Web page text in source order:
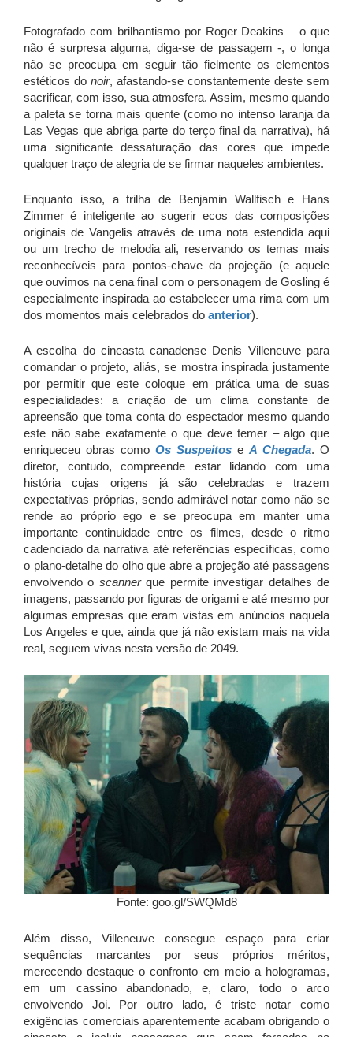
Fotografado com brilhantismo por Roger Deakins – o que
não é surpresa alguma, diga-se de passagem -, o longa
não se preocupa em seguir tão fielmente os elementos
estéticos do noir, afastando-se constantemente deste sem
sacrificar, com isso, sua atmosfera. Assim, mesmo quando
a paleta se torna mais quente (como no intenso laranja da
Las Vegas que abriga parte do terço final da narrativa), há
uma significante dessaturação das cores que impede
qualquer traço de alegria de se firmar naqueles ambientes.
Enquanto isso, a trilha de Benjamin Wallfisch e Hans
Zimmer é inteligente ao sugerir ecos das composições
originais de Vangelis através de uma nota estendida aqui
ou um trecho de melodia ali, reservando os temas mais
reconhecíveis para pontos-chave da projeção (e aquele
que ouvimos na cena final com o personagem de Gosling é
especialmente inspirada ao estabelecer uma rima com um
dos momentos mais celebrados do anterior).
A escolha do cineasta canadense Denis Villeneuve para
comandar o projeto, aliás, se mostra inspirada justamente
por permitir que este coloque em prática uma de suas
especialidades: a criação de um clima constante de
apreensão que toma conta do espectador mesmo quando
este não sabe exatamente o que deve temer – algo que
enriqueceu obras como Os Suspeitos e A Chegada. O
diretor, contudo, compreende estar lidando com uma
história cujas origens já são celebradas e trazem
expectativas próprias, sendo admirável notar como não se
rende ao próprio ego e se preocupa em manter uma
importante continuidade entre os filmes, desde o ritmo
cadenciado da narrativa até referências específicas, como
o plano-detalhe do olho que abre a projeção até passagens
envolvendo o scannerque permite investigar detalhes de
imagens, passando por figuras de origami e até mesmo por
algumas empresas que eram vistas em anúncios naquela
Los Angeles e que, ainda que já não existam mais na vida
real, seguem vivas nesta versão de 2049.
Fonte: goo.gl/SWQMd8
Além disso, Villeneuve consegue espaço para criar
sequências marcantes por seus próprios méritos,
merecendo destaque o confronto em meio a hologramas,
em um cassino abandonado, e, claro, todo o arco
envolvendo Joi. Por outro lado, é triste notar como
exigências comerciais aparentemente acabam obrigando o